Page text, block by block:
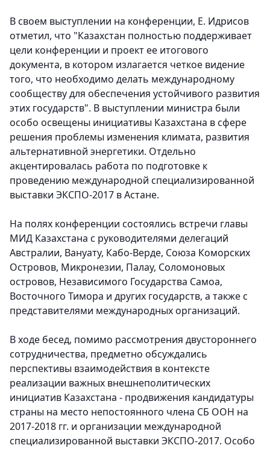
В своем выступлении на конференции, Е. Идрисов
отметил, что "Казахстан полностью поддерживает
цели конференции и проект ее итогового
документа, в котором излагается четкое видение
того, что необходимо делать международному
сообществу для обеспечения устойчивого развития
этих государств". В выступлении министра были
особо освещены инициативы Казахстана в сфере
решения проблемы изменения климата, развития
альтернативной энергетики. Отдельно
акцентировалась работа по подготовке к
проведению международной специализированной
выставки ЭКСПО-2017 в Астане.
На полях конференции состоялись встречи главы
МИД Казахстана с руководителями делегаций
Австралии, Вануату, Кабо-Верде, Союза Коморских
Островов, Микронезии, Палау, Соломоновых
островов, Независимого Государства Самоа,
Восточного Тимора и других государств, а также с
представителями международных организаций.
В ходе бесед, помимо рассмотрения двустороннего
сотрудничества, предметно обсуждались
перспективы взаимодействия в контексте
реализации важных внешнеполитических
инициатив Казахстана - продвижения кандидатуры
страны на место непостоянного члена СБ ООН на
2017-2018 гг. и организации международной
специализированной выставки ЭКСПО-2017. Особо